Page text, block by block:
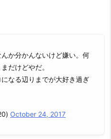
か分かんないけど嫌い。何
だけどやだ。
なる辺りまでが大好き過ぎ
October 24, 2017